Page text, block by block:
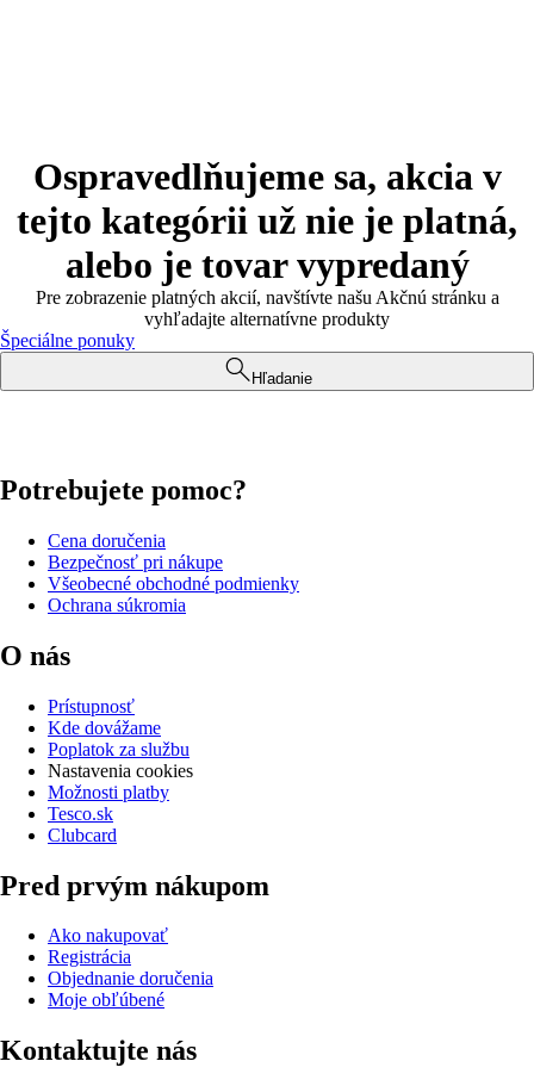
Ospravedlňujeme sa, akcia v
tejto kategórii už nie je platná,
alebo je tovar vypredaný
Pre zobrazenie platných akcií, navštívte našu Akčnú stránku a
vyhľadajte alternatívne produkty
Špeciálne ponuky
Hľadanie
Potrebujete pomoc?
Cena doručenia
Bezpečnosť pri nákupe
Všeobecné obchodné podmienky
Ochrana súkromia
O nás
Prístupnosť
Kde dovážame
Poplatok za službu
Nastavenia cookies
Možnosti platby
Tesco.sk
Clubcard
Pred prvým nákupom
Ako nakupovať
Registrácia
Objednanie doručenia
Moje obľúbené
Kontaktujte nás